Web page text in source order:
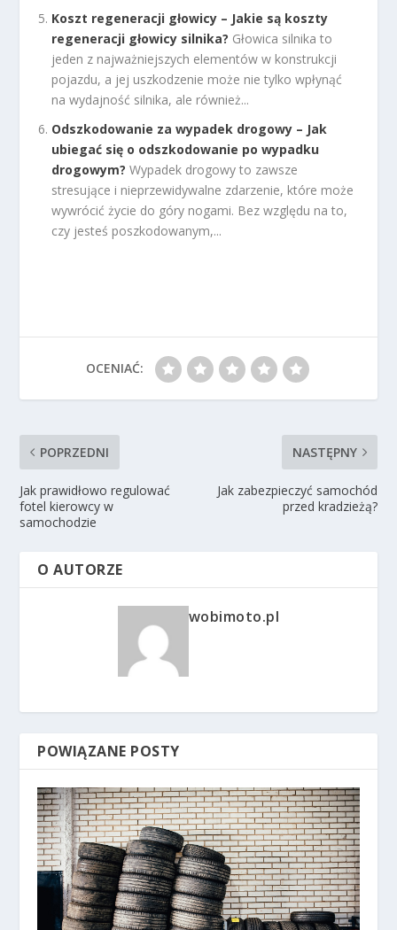
Koszt regeneracji głowicy – Jakie są koszty
regeneracji głowicy silnika? Głowica silnika to
jeden z najważniejszych elementów w konstrukcji
pojazdu, a jej uszkodzenie może nie tylko wpłynąć
na wydajność silnika, ale również...
Odszkodowanie za wypadek drogowy – Jak
ubiegać się o odszkodowanie po wypadku
drogowym? Wypadek drogowy to zawsze
stresujące i nieprzewidywalne zdarzenie, które może
wywrócić życie do góry nogami. Bez względu na to,
czy jesteś poszkodowanym,...
OCENIAĆ:
POPRZEDNI
Jak prawidłowo regulować
fotel kierowcy w
samochodzie
NASTĘPNY
Jak zabezpieczyć samochód
przed kradzieżą?
O AUTORZE
wobimoto.pl
POWIĄZANE POSTY